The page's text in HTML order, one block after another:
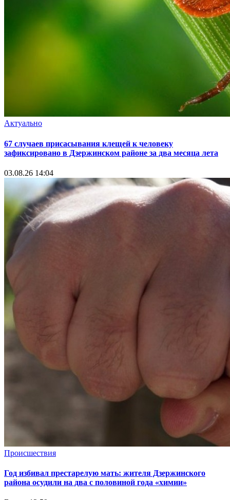
Актуально
67 случаев присасывания клещей к человеку
зафиксировано в Дзержинском районе за два месяца лета
03.08.26 14:04
Происшествия
Год избивал престарелую мать: жителя Дзержинского
района осудили на два с половиной года «химии»